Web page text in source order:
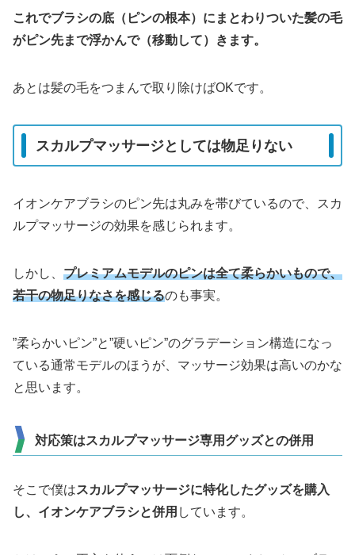
これでブラシの底（ピンの根本）にまとわりついた髪の毛
がピン先まで浮かんで（移動して）きます。
あとは髪の毛をつまんで取り除けばOKです。
スカルプマッサージとしては物足りない
イオンケアブラシのピン先は丸みを帯びているので、スカ
ルプマッサージの効果を感じられます。
しかし、 プレミアムモデルのピンは全て柔らかいもので、
若干の物足りなさを感じるのも事実。
”柔らかいピン”と”硬いピン”のグラデーション構造になっ
ている通常モデルのほうが、マッサージ効果は高いのかな
と思います。
対応策はスカルプマッサージ専用グッズとの併用
そこで僕はスカルプマッサージに特化したグッズを購入
し、イオンケアブラシと併用 しています。